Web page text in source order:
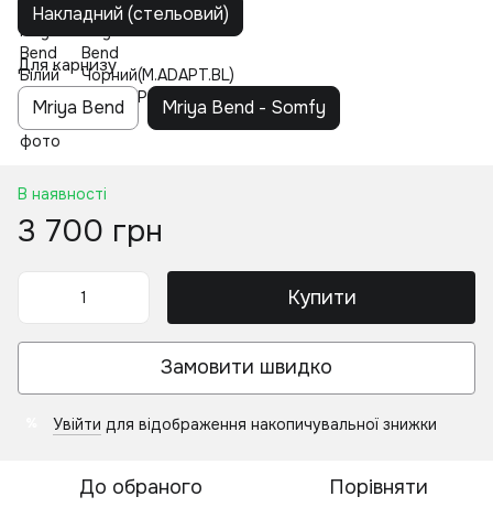
Накладний (стельовий)
Для карнизу
Mriya Bend Mriya Bend - Somfy
В наявності
3 700 грн
Купити
Замовити швидко
Увійти для відображення накопичувальної знижки
До обраного Порівняти